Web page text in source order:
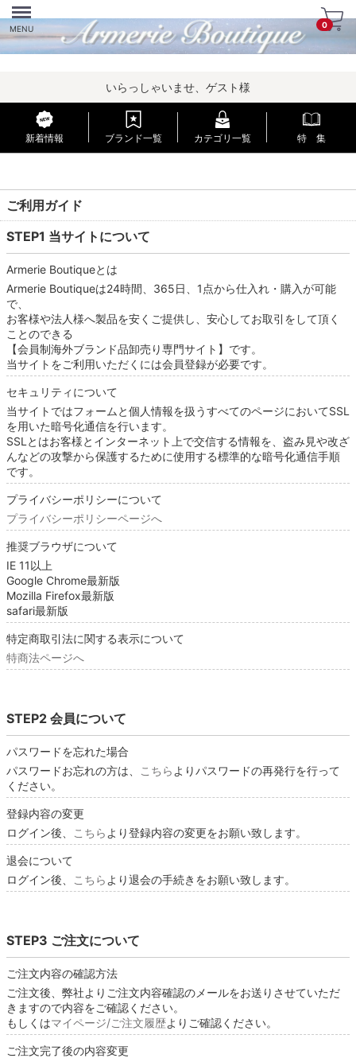
Menu
MENU 0
いらっしゃいませ、ゲスト様
新着情報 ブランド一覧 カテゴリ一覧 特 集
ご利用ガイド
STEP1 当サイトについて
Armerie Boutiqueとは
Armerie Boutiqueは24時間、365日、1点から仕入れ・購入が可能
で、
お客様や法人様へ製品を安くご提供し、安心してお取引をして頂く
ことのできる
【会員制海外ブランド品卸売り専門サイト】です。
当サイトをご利用いただくには会員登録が必要です。
セキュリティについて
当サイトではフォームと個人情報を扱うすべてのページにおいてSSL
を用いた暗号化通信を行います。
SSLとはお客様とインターネット上で交信する情報を、盗み見や改ざ
んなどの攻撃から保護するために使用する標準的な暗号化通信手順
です。
プライバシーポリシーについて
プライバシーポリシーページへ
推奨ブラウザについて
IE 11以上
Google Chrome最新版
Mozilla Firefox最新版
safari最新版
特定商取引法に関する表示について
特商法ページへ
STEP2 会員について
パスワードを忘れた場合
パスワードお忘れの方は、
こちら よりパスワードの再発行を行って
ください。
登録内容の変更
ログイン後、
こちら より登録内容の変更をお願い致します。
退会について
ログイン後、
こちら より退会の手続きをお願い致します。
STEP3 ご注文について
ご注文内容の確認方法
ご注文後、弊社よりご注文内容確認のメールをお送りさせていただ
きますので内容をご確認ください。
もしくはマイページ/ご注文履歴よりご確認ください。
ご注文完了後の内容変更